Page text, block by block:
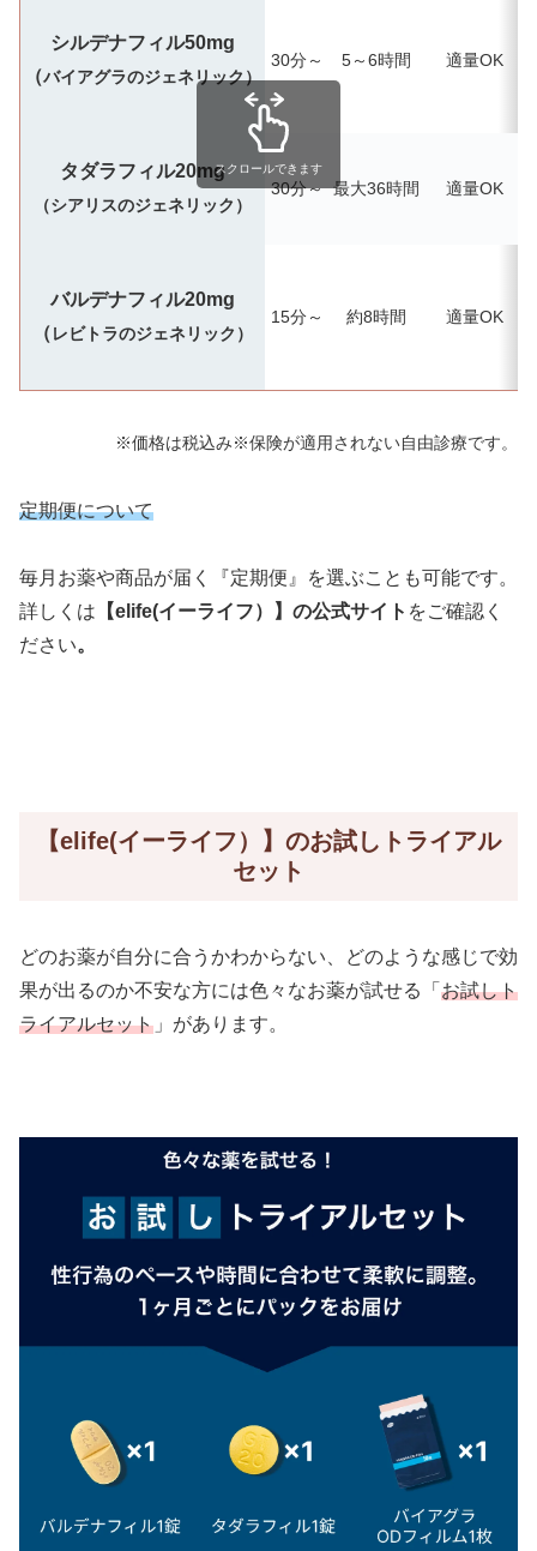
シルデナフィル50mg
（バイアグラのジェネリック）
30分～ 5～6時間 適量OK
タダラフィル20mg
（シアリスのジェネリック）
30分～ 最大36時間 適量OK
バルデナフィル20mg
（レビトラのジェネリック）
15分～ 約8時間 適量OK
スクロールできます
※価格は税込み※保険が適用されない自由診療です。
定期便について
毎月お薬や商品が届く『定期便』を選ぶことも可能です。
詳しくは 【elife(イーライフ）】の公式サイト をご確認く
ださい。
【elife(イーライフ）】のお試しトライアル
セット
どのお薬が自分に合うかわからない、どのような感じで効
果が出るのか不安な方には色々なお薬が試せる「 お試しト
ライアルセット 」があります。